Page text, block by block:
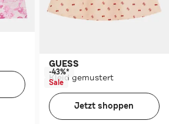
GUESS
Kleid gemustert
-43%*
Sale
Jetzt shoppen